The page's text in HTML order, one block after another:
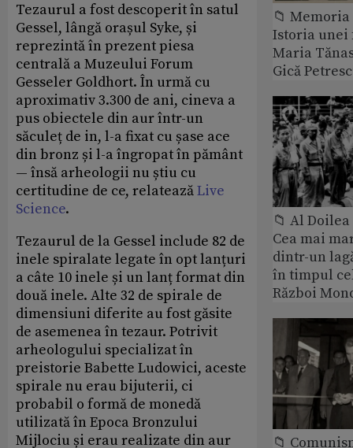
Tezaurul a fost descoperit în satul
Gessel, lângă orașul Syke, și
reprezintă în prezent piesa
centrală a Muzeului Forum
Gesseler Goldhort. În urmă cu
aproximativ 3.300 de ani, cineva a
pus obiectele din aur într-un
săculeț de in, l-a fixat cu șase ace
din bronz și l-a îngropat în pământ
— însă arheologii nu știu cu
certitudine de ce, relateazăLive
Science.
Tezaurul de la Gessel include 82 de
inele spiralate legate în opt lanțuri
a câte 10 inele și un lanț format din
două inele. Alte 32 de spirale de
dimensiuni diferite au fost găsite
de asemenea în tezaur. Potrivit
arheologului specializat în
preistorie Babette Ludowici, aceste
spirale nu erau bijuterii, ci
probabil o formă de monedă
utilizată în Epoca Bronzului
Mijlociu și erau realizate din aur
📁
Istoria
Maria
Gică
📁 Al
Cea mai
dintr-un
în timpul
Război
📁